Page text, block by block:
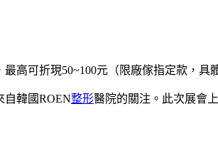
可折現50~100元（限廠傢指定款，具
韓國ROEN整形醫院的關注。此次展會